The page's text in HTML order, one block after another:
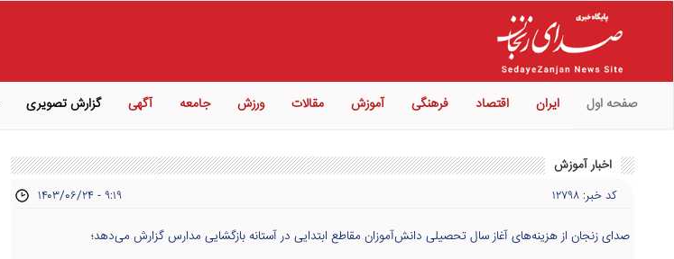
صفحه اول ایران اقتصاد فرهنگی آموزش مقالات ورزش جامعه آگهی گزارش تصویری
اخبار آموزش
کد خبر: ۱۲۷۹۸ ۱۴۰۳/۰۶/۲۴ - ۹:۱۹
صدای زنجان از هزینه‌های آغاز سال تحصیلی دانش‌آموزان مقاطع ابتدایی در آستانه بازگشایی مدارس گزارش می‌دهد؛